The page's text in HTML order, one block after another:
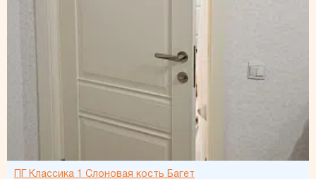
ПГ Классика 1 Слоновая кость Багет